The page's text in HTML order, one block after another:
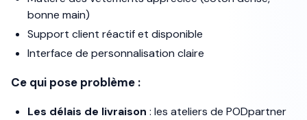
bonne main)
Support client réactif et disponible
Interface de personnalisation claire
Ce qui pose problème :
Les délais de livraison : les ateliers de PODpartner